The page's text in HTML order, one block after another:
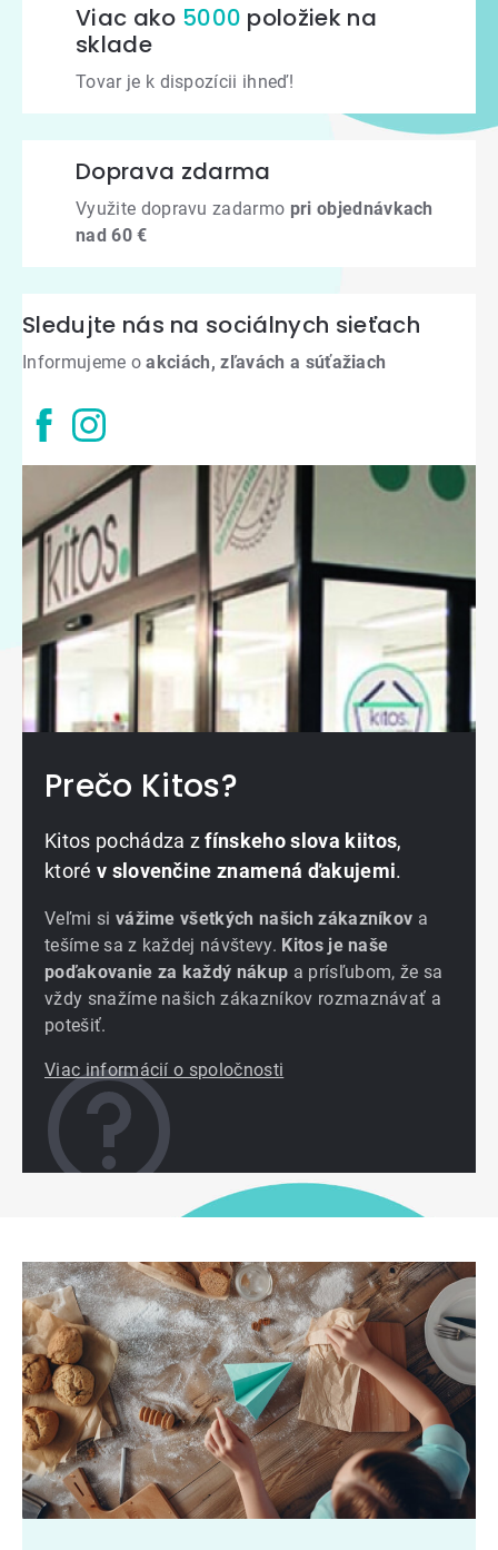
Viac ako 5000 položiek na
sklade
Tovar je k dispozícii ihneď!
Doprava zdarma
Využite dopravu zadarmo pri objednávkach
nad 60 €
Sledujte nás na sociálnych sieťach
Informujeme oakciách, zľavách a súťažiach
Prečo Kitos?
Kitos pochádza zfínskeho slova kiitos,
ktoré v slovenčine znamená ďakujemi.
Veľmi si vážime všetkých našich zákazníkov a
tešíme sa z každej návštevy. Kitos je naše
poďakovanie za každý nákup a prísľubom, že sa
vždy snažíme našich zákazníkov rozmaznávať a
potešiť.
Viac informácií o spoločnosti